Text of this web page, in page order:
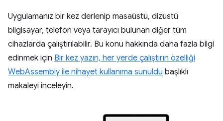
Uygulamanız bir kez derlenip masaüstü, dizüstü
bilgisayar, telefon veya tarayıcı bulunan diğer tüm
cihazlarda çalıştırılabilir. Bu konu hakkında daha fazla bilgi
edinmek için Bir kez yazın, her yerde çalıştırın özelliği
WebAssembly ile nihayet kullanıma sunuldu başlıklı
makaleyi inceleyin.